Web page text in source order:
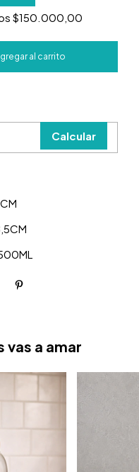
$150.000,00
CP
Calcular
vas a amar